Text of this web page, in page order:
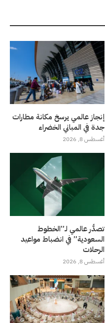
إنجاز عالمي يرسخ مكانة مطارات
جدة في المباني الخضراء
أغسطس 8, 2026
تصدُّر عالمي لـ”الخطوط
السعودية” في انضباط مواعيد
الرحلات
أغسطس 8, 2026